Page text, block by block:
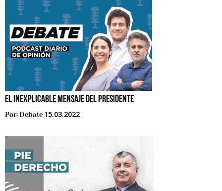
EL INEXPLICABLE MENSAJE DEL PRESIDENTE
Por:Debate 15.03.2022